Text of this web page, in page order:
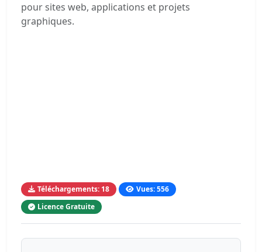
pour sites web, applications et projets
graphiques.
Téléchargements: 18
Vues: 556
Licence Gratuite